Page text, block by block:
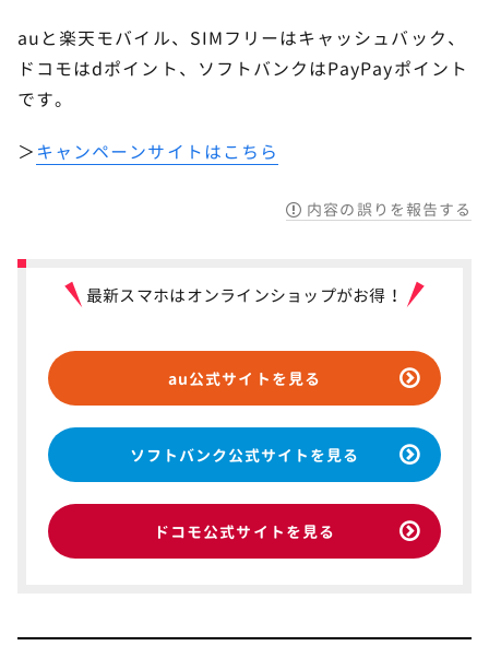
auと楽天モバイル、SIMフリーはキャッシュバック、
ドコモはdポイント、ソフトバンクはPayPayポイント
です。
＞ キャンペーンサイトはこちら
内容の誤りを報告する
最新スマホはオンラインショップがお得！
au公式サイトを見る
ソフトバンク公式サイトを見る
ドコモ公式サイトを見る